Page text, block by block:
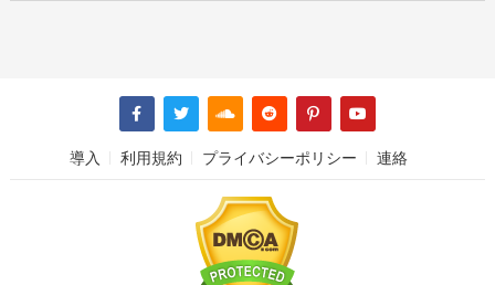
導入 利用規約 プライバシーポリシー 連絡